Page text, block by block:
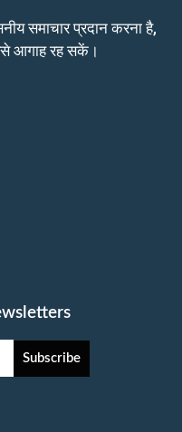
समाचार प्रदान करना है,
आगाह रह सकें।
Subscribe